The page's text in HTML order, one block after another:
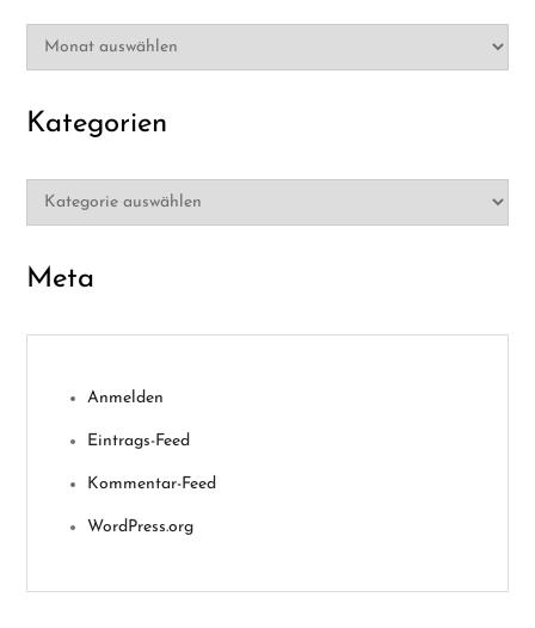
Archiv
Kategorien
Kategorien
Meta
Anmelden
Eintrags-Feed
Kommentar-Feed
WordPress.org